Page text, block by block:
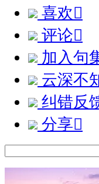
喜欢
评论
加入句
云深不
纠错反
分享